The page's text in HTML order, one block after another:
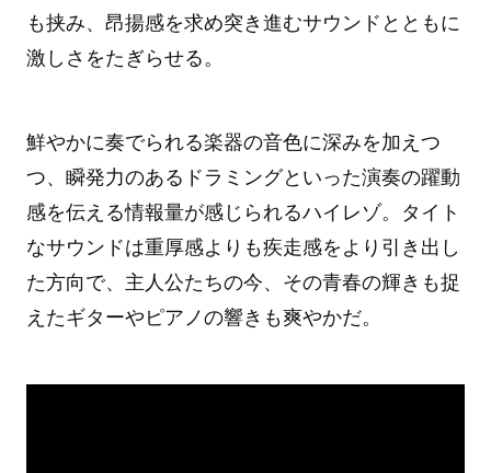
も挟み、昂揚感を求め突き進むサウンドとともに
激しさをたぎらせる。
鮮やかに奏でられる楽器の音色に深みを加えつ
つ、瞬発力のあるドラミングといった演奏の躍動
感を伝える情報量が感じられるハイレゾ。タイト
なサウンドは重厚感よりも疾走感をより引き出し
た方向で、主人公たちの今、その青春の輝きも捉
えたギターやピアノの響きも爽やかだ。